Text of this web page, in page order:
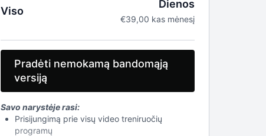
Viso
Dienos
€39,00 kas mėnesį
Pradėti nemokamą bandomąją
versiją
Savo narystėje rasi:
Prisijungimą prie visų video treniruočių
programų